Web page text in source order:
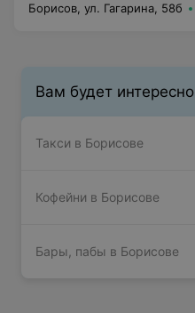
Борисов, ул. Гагарина, 58б
Вам будет интересно
Такси в Борисове
Кофейни в Борисове
Бары, пабы в Борисове